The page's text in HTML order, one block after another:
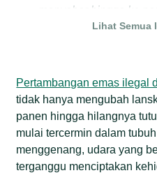
menyebar hingga ke
produktif yang bekerja
bahkan menetapkan
(KLB) malaria dan
alam akibat tingginya
tambang emas ilegal.
Lihat Semua
Pertambangan emas ilegal
tidak hanya mengubah
panen hingga hilangnya
mulai tercermin dalam
menggenang, udara yang
terganggu menciptakan